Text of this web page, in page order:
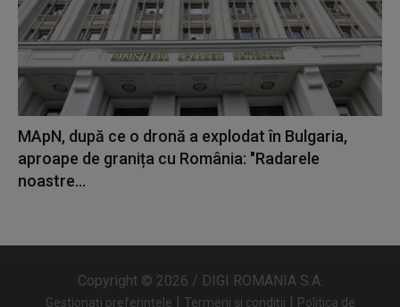
MApN, după ce o dronă a explodat în Bulgaria,
aproape de granița cu România: "Radarele
noastre...
Copyright © 2026 / DIGI ROMANIA S.A.
Gestionați preferințele | Termeni și condiții | Politica de